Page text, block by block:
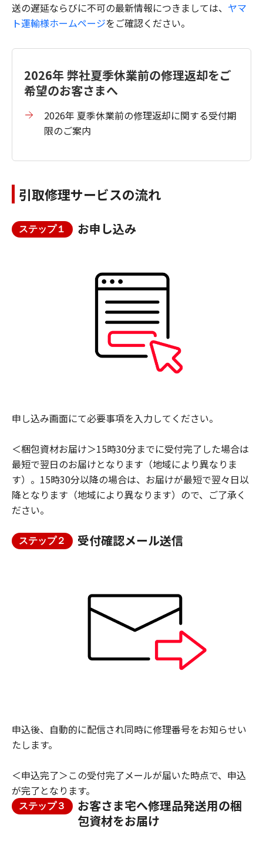
送の遅延ならびに不可の最新情報につきましては、 ヤマ
ト運輸様ホームページをご確認ください。
2026年 弊社夏季休業前の修理返却をご
希望のお客さまへ
2026年 夏季休業前の修理返却に関する受付期
限のご案内
引取修理サービスの流れ
ステップ１ お申し込み
申し込み画面にて必要事項を入力してください。
＜梱包資材お届け＞15時30分までに受付完了した場合は
最短で翌日のお届けとなります（地域により異なりま
す）。15時30分以降の場合は、お届けが最短で翌々日以
降となります（地域により異なります）ので、ご了承く
ださい。
ステップ２ 受付確認メール送信
申込後、自動的に配信され同時に修理番号をお知らせい
たします。
＜申込完了＞この受付完了メールが届いた時点で、申込
が完了となります。
ステップ３
お客さま宅へ修理品発送用の梱
包資材をお届け